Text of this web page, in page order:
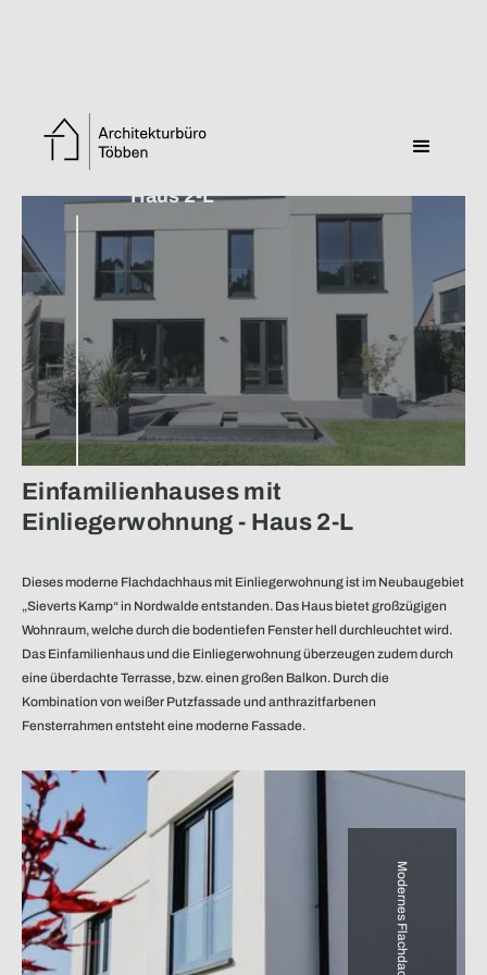
Zurück zur Übersicht
Haus 2-L
Einfamilienhauses mit
Einliegerwohnung - Haus 2-L
Dieses moderne Flachdachhaus mit Einliegerwohnung ist im Neubaugebiet
„Sieverts Kamp“ in Nordwalde entstanden. Das Haus bietet großzügigen
Wohnraum, welche durch die bodentiefen Fenster hell durchleuchtet wird.
Das Einfamilienhaus und die Einliegerwohnung überzeugen zudem durch
eine überdachte Terrasse, bzw. einen großen Balkon. Durch die
Kombination von weißer Putzfassade und anthrazitfarbenen
Fensterrahmen entsteht eine moderne Fassade.
Modernes Flachdachhaus